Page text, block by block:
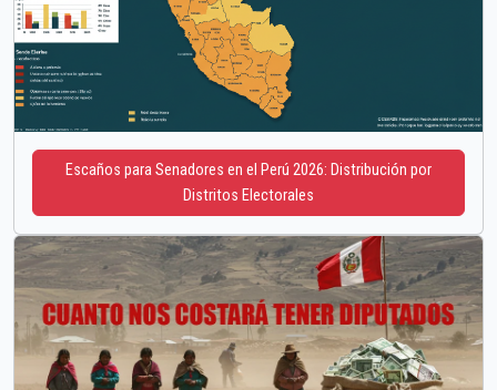
Escaños para Senadores en el Perú 2026: Distribución por
Distritos Electorales